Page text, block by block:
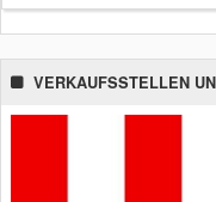
VERKAUFSSTELLEN